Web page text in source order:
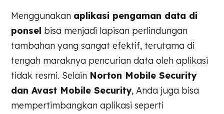
Menggunakan aplikasi pengaman data di
ponsel bisa menjadi lapisan perlindungan
tambahan yang sangat efektif, terutama di
tengah maraknya pencurian data oleh aplikasi
tidak resmi. Selain Norton Mobile Security
dan Avast Mobile Security, Anda juga bisa
mempertimbangkan aplikasi seperti